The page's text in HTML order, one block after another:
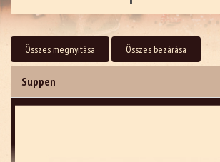
Összes megnyitása Összes bezárása
Suppen